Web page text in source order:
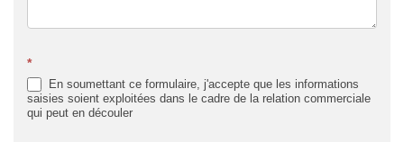
*
En soumettant ce formulaire, j'accepte que les informations
saisies soient exploitées dans le cadre de la relation commerciale
qui peut en découler